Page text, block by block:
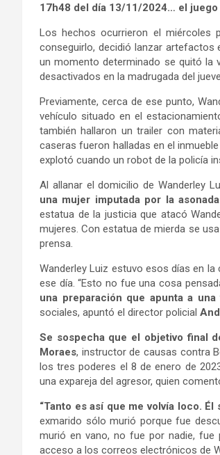
17h48 del día 13/11/2024… el
Los hechos ocurrieron el miércoles
conseguirlo, decidió lanzar artefactos
un momento determinado se quitó la
desactivados en la madrugada del
Previamente, cerca de ese punto,
vehículo situado en el
también hallaron un trailer con
caseras fueron halladas en el
explotó cuando un robot de la policía
Al allanar el domicilio de Wanderley
una mujer imputada por la
estatua de la justicia que atacó
mujeres. Con estatua de mierda se
prensa.
Wanderley Luiz estuvo esos días en
ese día. “Esto no fue una cosa
una preparación que apunta a
sociales, apuntó el director policial
Se sospecha que el objetivo final
Moraes, instructor de causas contra
los tres poderes el 8 de enero de
una expareja del agresor, quien
“Tanto es así que me volvía loco.
exmarido sólo murió porque fue
murió en vano, no fue por nadie, fue
acceso a los correos electrónicos de